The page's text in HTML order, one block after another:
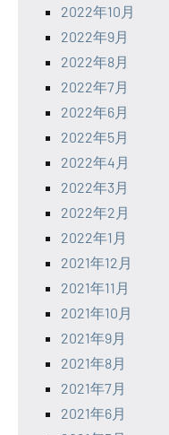
2022年10月
2022年9月
2022年8月
2022年7月
2022年6月
2022年5月
2022年4月
2022年3月
2022年2月
2022年1月
2021年12月
2021年11月
2021年10月
2021年9月
2021年8月
2021年7月
2021年6月